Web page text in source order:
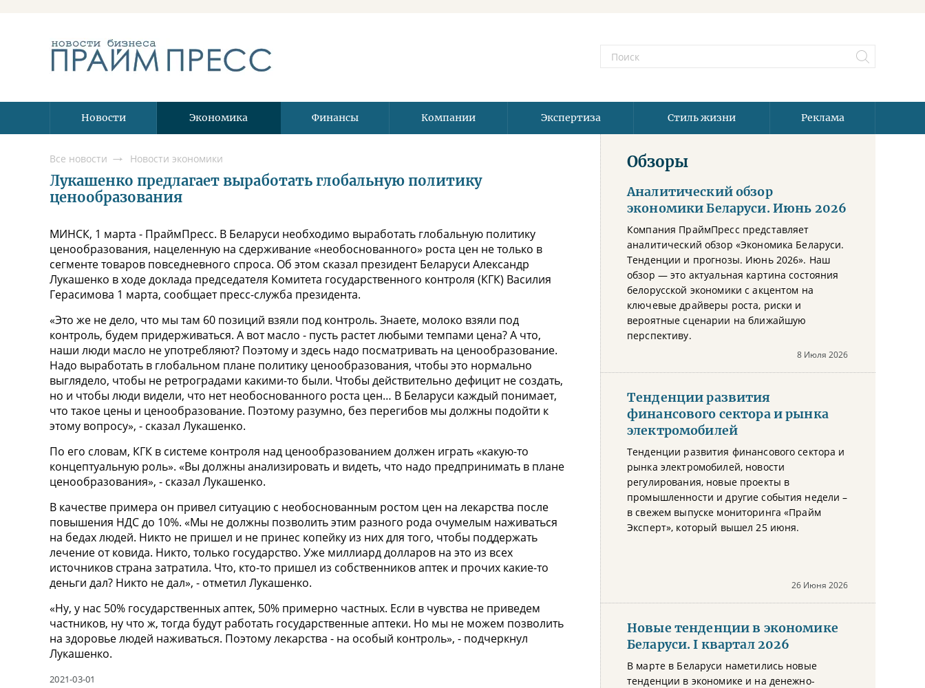
Новости Экономика Финансы Компании Экспертиза Стиль жизни Реклама
Все новости Новости экономики
Лукашенко предлагает выработать глобальную политику
ценообразования
МИНСК, 1 марта - ПраймПресс. В Беларуси необходимо выработать глобальную политику
ценообразования, нацеленную на сдерживание «необоснованного» роста цен не только в
сегменте товаров повседневного спроса. Об этом сказал президент Беларуси Александр
Лукашенко в ходе доклада председателя Комитета государственного контроля (КГК) Василия
Герасимова 1 марта, сообщает пресс-служба президента.
«Это же не дело, что мы там 60 позиций взяли под контроль. Знаете, молоко взяли под
контроль, будем придерживаться. А вот масло - пусть растет любыми темпами цена? А что,
наши люди масло не употребляют? Поэтому и здесь надо посматривать на ценообразование.
Надо выработать в глобальном плане политику ценообразования, чтобы это нормально
выглядело, чтобы не ретроградами какими-то были. Чтобы действительно дефицит не создать,
но и чтобы люди видели, что нет необоснованного роста цен… В Беларуси каждый понимает,
что такое цены и ценообразование. Поэтому разумно, без перегибов мы должны подойти к
этому вопросу», - сказал Лукашенко.
По его словам, КГК в системе контроля над ценообразованием должен играть «какую-то
концептуальную роль». «Вы должны анализировать и видеть, что надо предпринимать в плане
ценообразования», - сказал Лукашенко.
В качестве примера он привел ситуацию с необоснованным ростом цен на лекарства после
повышения НДС до 10%. «Мы не должны позволить этим разного рода очумелым наживаться
на бедах людей. Никто не пришел и не принес копейку из них для того, чтобы поддержать
лечение от ковида. Никто, только государство. Уже миллиард долларов на это из всех
источников страна затратила. Что, кто-то пришел из собственников аптек и прочих какие-то
деньги дал? Никто не дал», - отметил Лукашенко.
«Ну, у нас 50% государственных аптек, 50% примерно частных. Если в чувства не приведем
частников, ну что ж, тогда будут работать государственные аптеки. Но мы не можем позволить
на здоровье людей наживаться. Поэтому лекарства - на особый контроль», - подчеркнул
Лукашенко.
2021-03-01
Обзоры
Аналитический обзор
экономики Беларуси. Июнь 2026
Компания ПраймПресс представляет
аналитический обзор «Экономика Беларуси.
Тенденции и прогнозы. Июнь 2026». Наш
обзор — это актуальная картина состояния
белорусской экономики с акцентом на
ключевые драйверы роста, риски и
вероятные сценарии на ближайшую
перспективу.
8 Июля 2026
Тенденции развития
финансового сектора и рынка
электромобилей
Тенденции развития финансового сектора и
рынка электромобилей, новости
регулирования, новые проекты в
промышленности и другие события недели –
в свежем выпуске мониторинга «Прайм
Эксперт», который вышел 25 июня.
26 Июня 2026
Новые тенденции в экономике
Беларуси. I квартал 2026
В марте в Беларуси наметились новые
тенденции в экономике и на денежно-